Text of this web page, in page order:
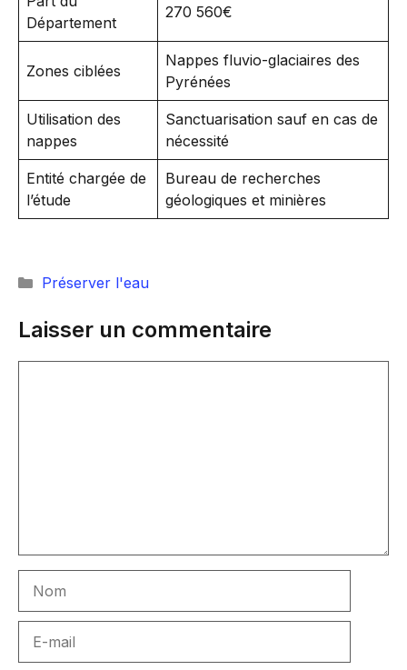
Département
270 560€
Zones ciblées
Nappes fluvio-glaciaires des
Pyrénées
Utilisation des
nappes
Sanctuarisation sauf en cas de
nécessité
Entité chargée de
l’étude
Bureau de recherches
géologiques et minières
Catégories
Préserver l'eau
Laisser un commentaire
mail